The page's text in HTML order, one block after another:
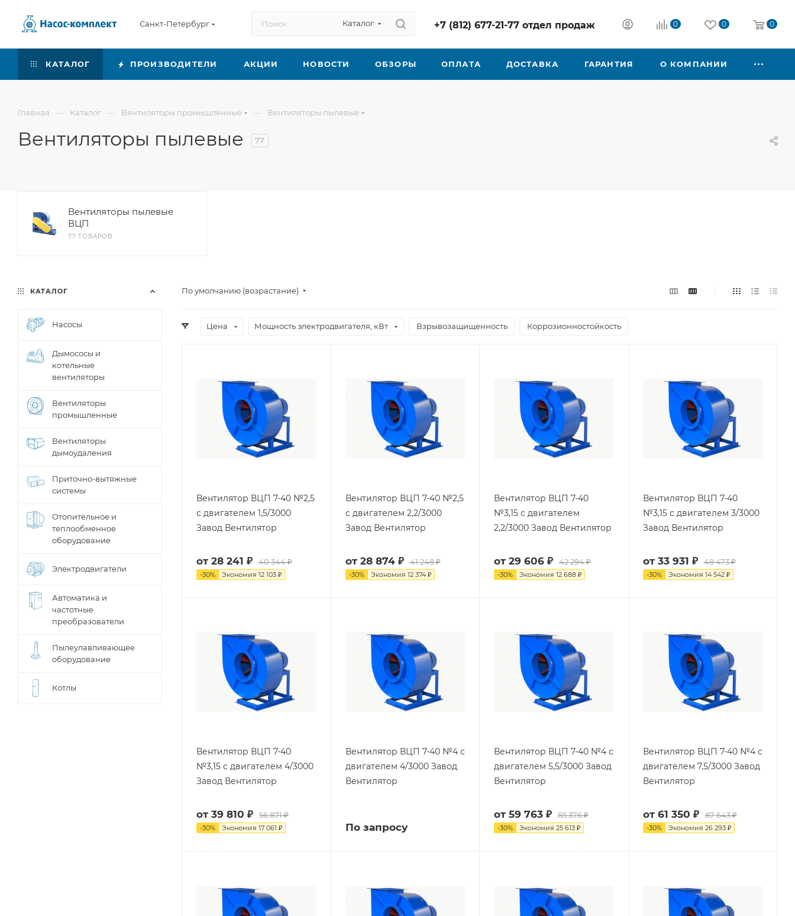
Санкт-Петербург Каталог +7 (812) 677-21-77 отдел продаж 0 0 0
КАТАЛОГ ПРОИЗВОДИТЕЛИ АКЦИИ НОВОСТИ ОБЗОРЫ ОПЛАТА ДОСТАВКА ГАРАНТИЯ О КОМПАНИИ
Главная — Каталог — Вентиляторы промышленные — Вентиляторы пылевые
Вентиляторы пылевые 77
Вентиляторы пылевые
ВЦП
77 ТОВАРОВ
По умолчанию (возрастание)
Цена Мощность электродвигателя, кВт Взрывозащищенность Коррозионностойкость
Вентилятор ВЦП 7-40 №2,5
с двигателем 1,5/3000
Завод Вентилятор
от 28 241 ₽ 40 344 ₽
-30% Экономия 12 103 ₽
Вентилятор ВЦП 7-40 №2,5
с двигателем 2,2/3000
Завод Вентилятор
от 28 874 ₽ 41 248 ₽
-30% Экономия 12 374 ₽
Вентилятор ВЦП 7-40
№3,15 с двигателем
2,2/3000 Завод Вентилятор
от 29 606 ₽ 42 294 ₽
-30% Экономия 12 688 ₽
Вентилятор ВЦП 7-40
№3,15 с двигателем 3/3000
Завод Вентилятор
от 33 931 ₽ 48 473 ₽
-30% Экономия 14 542 ₽
Вентилятор ВЦП 7-40
№3,15 с двигателем 4/3000
Завод Вентилятор
от 39 810 ₽ 56 871 ₽
-30% Экономия 17 061 ₽
Вентилятор ВЦП 7-40 №4 с
двигателем 4/3000 Завод
Вентилятор
По запросу
Вентилятор ВЦП 7-40 №4 с
двигателем 5,5/3000 Завод
Вентилятор
от 59 763 ₽ 85 376 ₽
-30% Экономия 25 613 ₽
Вентилятор ВЦП 7-40 №4 с
двигателем 7,5/3000 Завод
Вентилятор
от 61 350 ₽ 87 643 ₽
-30% Экономия 26 293 ₽
КАТАЛОГ
Насосы
Дымососы и
котельные
вентиляторы
Вентиляторы
промышленные
Вентиляторы
дымоудаления
Приточно-вытяжные
системы
Отопительное и
теплообменное
оборудование
Электродвигатели
Автоматика и
частотные
преобразователи
Пылеулавливающее
оборудование
Котлы